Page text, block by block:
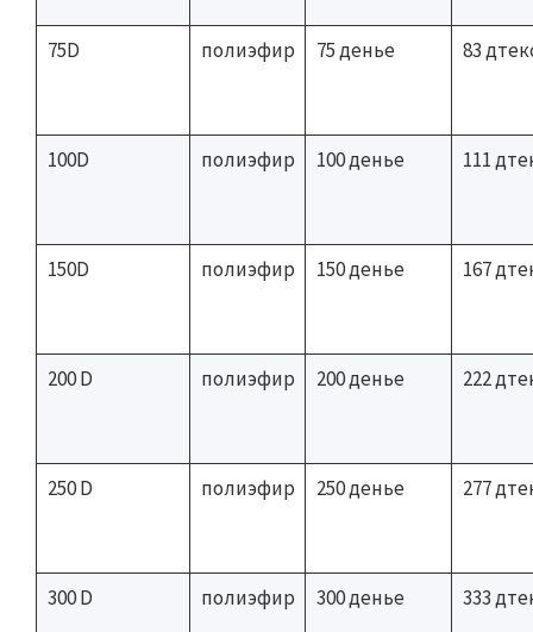
75D полиэфир 75 денье 83
100D полиэфир 100 денье 111
150D полиэфир 150 денье 167
200 D полиэфир 200 денье 222
250 D полиэфир 250 денье 277
300 D полиэфир 300 денье 333